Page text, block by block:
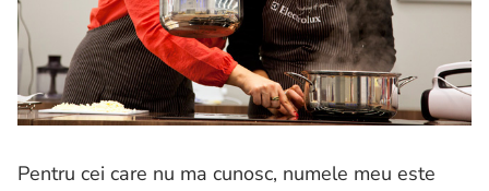
Pentru cei care nu ma cunosc, numele meu este